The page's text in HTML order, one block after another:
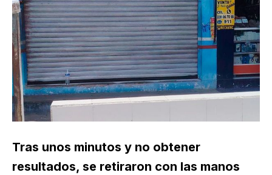
Tras unos minutos y no obtener
resultados, se retiraron con las manos